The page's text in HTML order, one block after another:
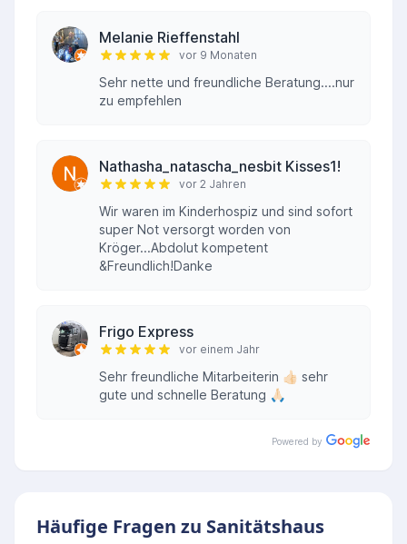
Melanie Rieffenstahl
vor 9 Monaten
Sehr nette und freundliche Beratung....nur
zu empfehlen
Nathasha_natascha_nesbit Kisses1!
vor 2 Jahren
Wir waren im Kinderhospiz und sind sofort
super Not versorgt worden von
Kröger...Abdolut kompetent
&Freundlich!Danke
Frigo Express
vor einem Jahr
Sehr freundliche Mitarbeiterin 👍🏻 sehr
gute und schnelle Beratung 🙏🏻
Powered by
Häufige Fragen zu Sanitätshaus